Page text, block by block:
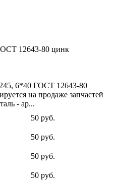
6*40 ГОСТ 12643-80
на продаже запчастей
- ар...
50 руб.
50 руб.
50 руб.
50 руб.